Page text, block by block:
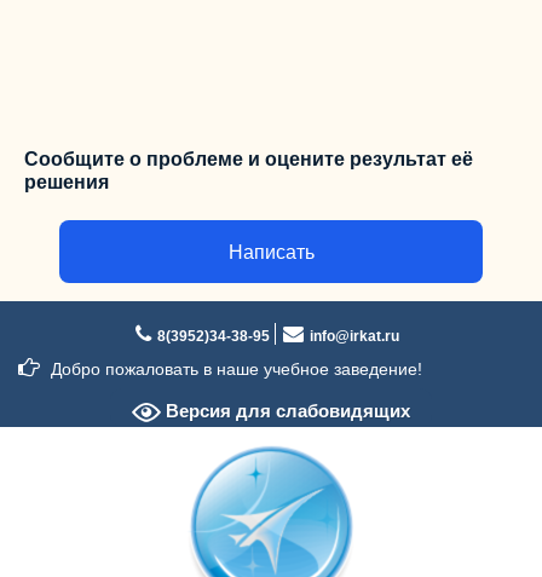
Сообщите о проблеме и оцените результат её
решения
Написать
содержимому
8(3952)34-38-95 info@irkat.ru
Добро пожаловать в наше учебное заведение!
Версия для слабовидящих